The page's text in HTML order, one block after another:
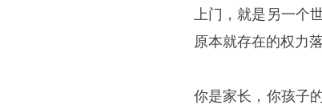
上门，就是另一个
原本就存在的权力
你是家长，你孩子